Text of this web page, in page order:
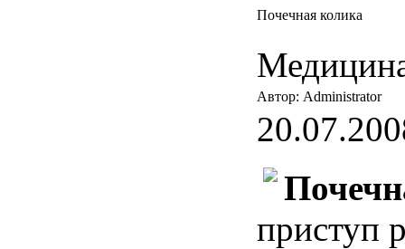
Почечная колика
Автор: Administrator
приступ